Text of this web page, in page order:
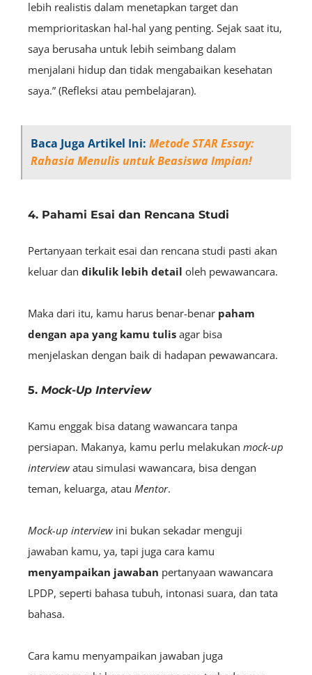
lebih realistis dalam menetapkan target dan
memprioritaskan hal-hal yang penting. Sejak saat itu,
saya berusaha untuk lebih seimbang dalam
menjalani hidup dan tidak mengabaikan kesehatan
saya.” (Refleksi atau pembelajaran).
Baca Juga Artikel Ini: Metode STAR Essay:
Rahasia Menulis untuk Beasiswa Impian!
4. Pahami Esai dan Rencana Studi
Pertanyaan terkait esai dan rencana studi pasti akan
keluar dan dikulik lebih detail oleh pewawancara.
Maka dari itu, kamu harus benar-benar paham
dengan apa yang kamu tulis agar bisa
menjelaskan dengan baik di hadapan pewawancara.
5. Mock-Up Interview
Kamu enggak bisa datang wawancara tanpa
persiapan. Makanya, kamu perlu melakukan mock-up
interview atau simulasi wawancara, bisa dengan
teman, keluarga, atau Mentor.
Mock-up interview ini bukan sekadar menguji
jawaban kamu, ya, tapi juga cara kamu
menyampaikan jawaban pertanyaan wawancara
LPDP, seperti bahasa tubuh, intonasi suara, dan tata
bahasa.
Cara kamu menyampaikan jawaban juga